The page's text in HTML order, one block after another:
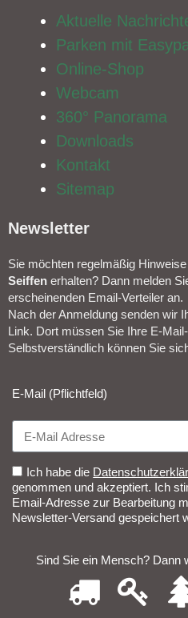
Aktuelle
Parken mit
Online-Shop
Webcam
360° Panorama
Downloads
Kontakt
Sitemap
Newsletter​
Sie möchten regelmäßig
Seiffen erhalten? Dann melden
erscheinenden Email-Verteiler an.
Nach der Anmeldung senden wir
Link. Dort müssen Sie Ihre E-
Selbstverständlich können Sie
E-Mail (Pflichtfeld)
Ich habe die
genommen und akzeptiert. Ich
Email-Adresse zur Bearbeitung
Newsletter-Versand gespeichert
Sind Sie ein Mensch? Dann
Sie
ein
1